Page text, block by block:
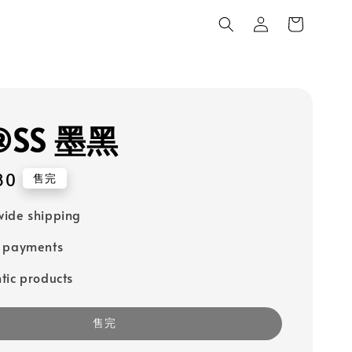
墨黑
售完
shipping
payments
products
售完